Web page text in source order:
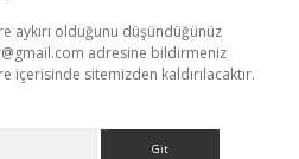
aykırı olduğunu düşündüğünüz
adresine bildirmeniz
içerisinde sitemizden kaldırılacaktır.